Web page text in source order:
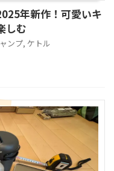
年新作！可愛いキ
しむ
ンプ, ケトル